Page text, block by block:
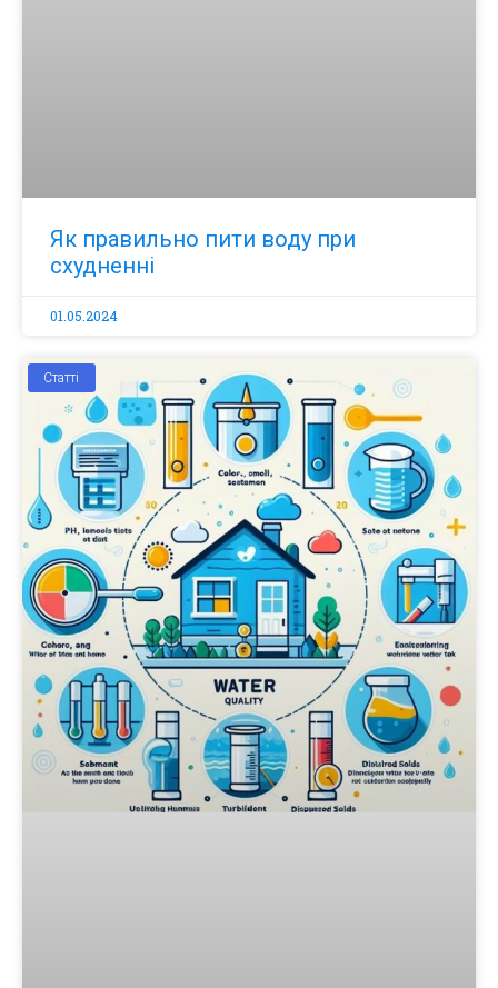
Як правильно пити воду при
схудненні
01.05.2024
Статті